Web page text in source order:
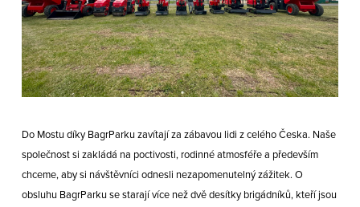
Do Mostu díky BagrParku zavítají za zábavou lidi z celého Česka. Naše
společnost si zakládá na poctivosti, rodinné atmosféře a především
chceme, aby si návštěvníci odnesli nezapomenutelný zážitek. O
obsluhu BagrParku se starají více než dvě desítky brigádníků, kteří jsou